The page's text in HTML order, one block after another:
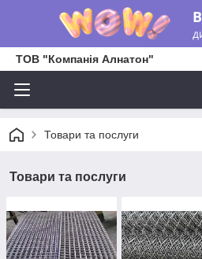
ТОВ "Компанія Алнатон"
Товари та послуги
Товари та послуги